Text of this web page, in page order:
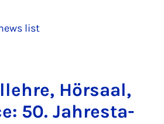
list
Hör­saal,
50. Jahresta­